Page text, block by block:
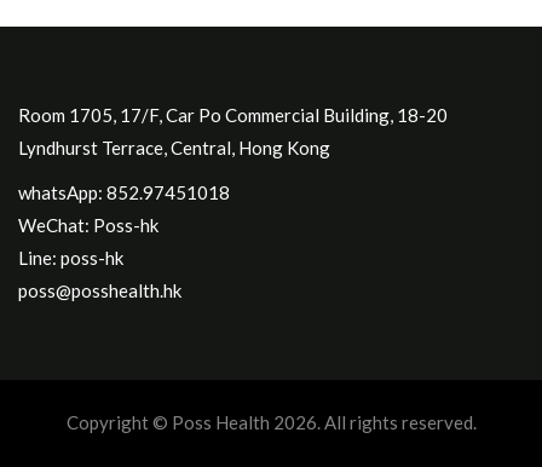
Room 1705, 17/F, Car Po Commercial Building, 18-20
Lyndhurst Terrace, Central, Hong Kong
whatsApp: 852.97451018
WeChat: Poss-hk
Line: poss-hk
poss@posshealth.hk
Copyright © Poss Health 2026. All rights reserved.